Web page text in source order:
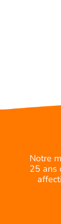
Notre
25 ans